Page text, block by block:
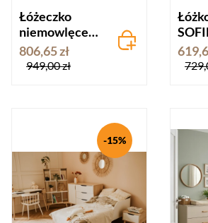
Łóżeczko
niemowlęce
60x120 SOFIE
buk-biel
806,65 zł
949,00 zł
-15%